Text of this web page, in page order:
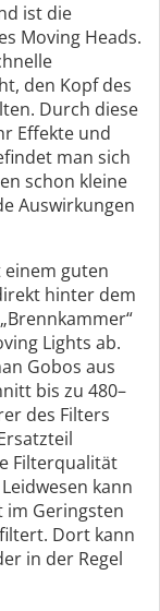
ist die
Moving Heads.
den Kopf des
Durch diese
Effekte und
man sich
schon kleine
Auswirkungen
einem guten
hinter dem
Lights ab.
Gobos aus
bis zu 480–
des Filters
Filterqualität
kann
im Geringsten
Dort kann
in der Regel